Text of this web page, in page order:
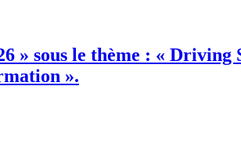
» sous le thème : «
».